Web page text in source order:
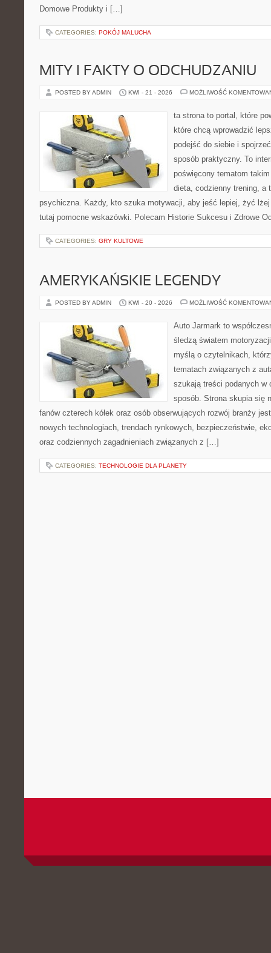
Domowe Produkty i […]
CATEGORIES: POKÓJ MALUCHA
MITY I FAKTY O ODCHUDZANIU
POSTED BY ADMIN KWI - 21 - 2026 MOŻLIWOŚĆ
ta strona to portal, które
które chcą wprowadzić
podejść do siebie i
sposób praktyczny. To
poświęcony tematom
dieta, codzienny trening, a
psychiczna. Każdy, kto szuka motywacji, aby jeść lepiej, żyć
tutaj pomocne wskazówki. Polecam Historie Sukcesu i Zdrowe
CATEGORIES: GRY KULTOWE
AMERYKAŃSKIE LEGENDY
POSTED BY ADMIN KWI - 20 - 2026 MOŻLIWOŚĆ
Auto Jarmark to
śledzą światem
myślą o czytelnikach,
tematach związanych z
szukają treści podanych w
sposób. Strona skupia się
fanów czterech kółek oraz osób obserwujących rozwój branży
nowych technologiach, trendach rynkowych, bezpieczeństwie,
oraz codziennych zagadnieniach związanych z […]
CATEGORIES: TECHNOLOGIE DLA PLANETY